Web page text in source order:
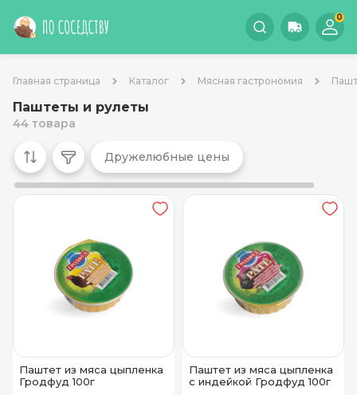
0
Главная страница Каталог Мясная гастрономия
Паштеты и рулеты
44 товара
Дружелюбные цены
Паштет из мяса цыпленка
Гродфуд 100г
Паштет из мяса цыпленка
с индейкой Гродфуд 100г